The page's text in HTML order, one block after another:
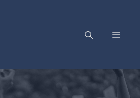
Menu